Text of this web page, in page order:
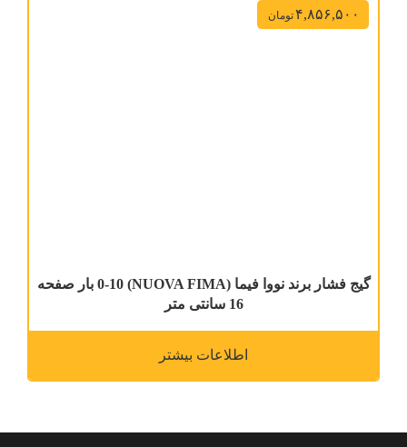
گیج فشار برند نووا فیما (NUOVA FIMA) 0-10 بار صفحه
16 سانتی متر
۴,۸۵۶,۵۰۰تومان
اطلاعات بیشتر